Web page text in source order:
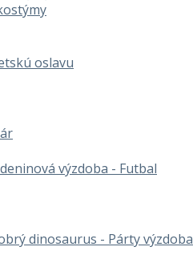
oslavu
výzdoba - Futbal
dinosaurus - Párty výzdoba